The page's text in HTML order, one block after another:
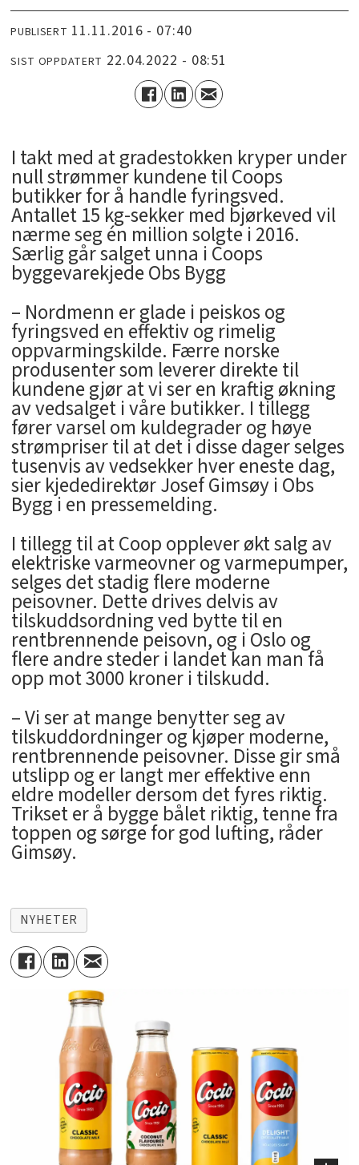
PUBLISERT 11.11.2016 - 07:40
SIST OPPDATERT 22.04.2022 - 08:51
I takt med at gradestokken kryper under
null strømmer kundene til Coops
butikker for å handle fyringsved.
Antallet 15 kg-sekker med bjørkeved vil
nærme seg én million solgte i 2016.
Særlig går salget unna i Coops
byggevarekjede Obs Bygg
– Nordmenn er glade i peiskos og
fyringsved en effektiv og rimelig
oppvarmingskilde. Færre norske
produsenter som leverer direkte til
kundene gjør at vi ser en kraftig økning
av vedsalget i våre butikker. I tillegg
fører varsel om kuldegrader og høye
strømpriser til at det i disse dager selges
tusenvis av vedsekker hver eneste dag,
sier kjededirektør Josef Gimsøy i Obs
Bygg i en pressemelding.
I tillegg til at Coop opplever økt salg av
elektriske varmeovner og varmepumper,
selges det stadig flere moderne
peisovner. Dette drives delvis av
tilskuddsordning ved bytte til en
rentbrennende peisovn, og i Oslo og
flere andre steder i landet kan man få
opp mot 3000 kroner i tilskudd.
– Vi ser at mange benytter seg av
tilskuddordninger og kjøper moderne,
rentbrennende peisovner. Disse gir små
utslipp og er langt mer effektive enn
eldre modeller dersom det fyres riktig.
Trikset er å bygge bålet riktig, tenne fra
toppen og sørge for god lufting, råder
Gimsøy.
NYHETER